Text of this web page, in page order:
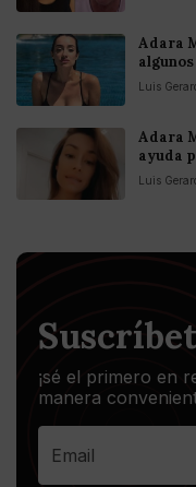
Adara
Luis
Adara
ayuda
Luis
¡sé el primero en
manera